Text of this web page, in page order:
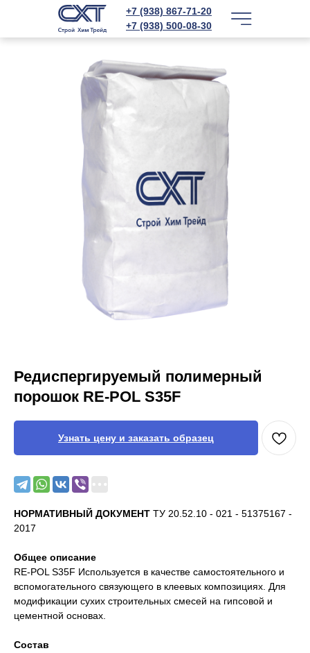
+7 (938) 867-71-20
+7 (938) 500-08-30
Редиспергируемый полимерный
порошок RE-POL S35F
Узнать цену и заказать образец
НОРМАТИВНЫЙ ДОКУМЕНТ ТУ 20.52.10 - 021 - 51375167 -
2017
Общее описание
RE-POL S35F Используется в качестве самостоятельного и
вспомогательного связующего в клеевых композициях. Для
модификации сухих строительных смесей на гипсовой и
цементной основах.
Состав